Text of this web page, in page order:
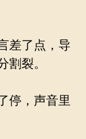
差了点，导
割裂。
停，声音里